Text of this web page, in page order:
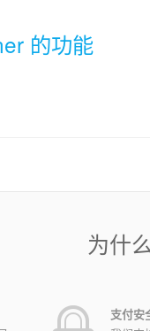
的功能
为什
支付安